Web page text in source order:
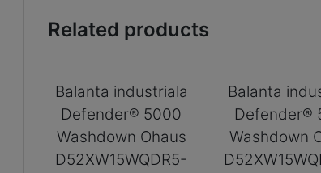
Related products
Balanta industriala
Defender® 5000
Washdown Ohaus
D52XW15WQDR5-
Balanta
Defender®
Washdown